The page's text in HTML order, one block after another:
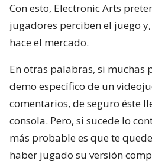
Con esto, Electronic Arts
jugadores perciben el juego
hace el mercado.
En otras palabras, si muchas
demo específico de un
comentarios, de seguro éste
consola. Pero, si sucede lo
más probable es que te
haber jugado su versión